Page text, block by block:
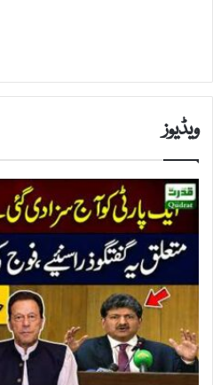
ویڈیوز